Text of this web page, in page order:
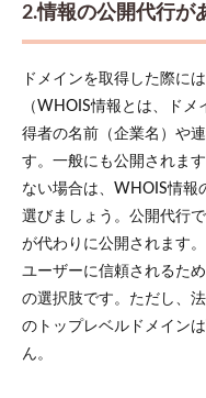
2.情報の公開代行が
ドメインを取得した際に
（WHOIS情報とは、ド
得者の名前（企業名）や
す。一般にも公開されま
ない場合は、WHOIS情報
選びましょう。公開代行
が代わりに公開されます
ユーザーに信頼されるた
の選択肢です。ただし、
のトップレベルドメイン
ん。